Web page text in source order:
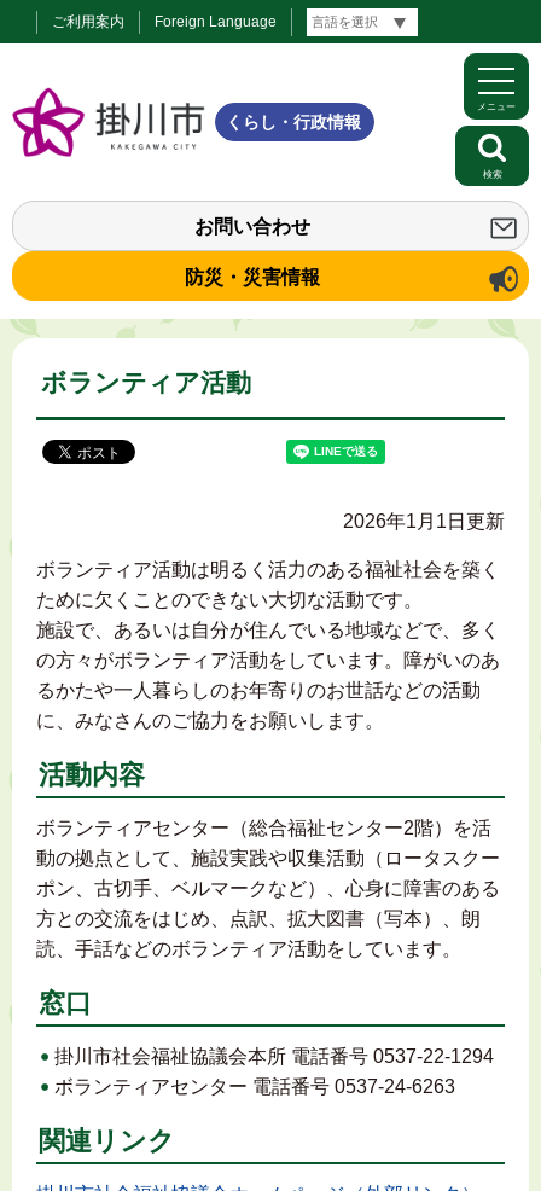
ご利用案内 Foreign Language
くらし・行政情報
お問い合わせ
防災・災害情報
メニュー
検索
ボランティア活動
2026年1月1日更新
ボランティア活動は明るく活力のある福祉社会を築く
ために欠くことのできない大切な活動です。
施設で、あるいは自分が住んでいる地域などで、多く
の方々がボランティア活動をしています。障がいのあ
るかたや一人暮らしのお年寄りのお世話などの活動
に、みなさんのご協力をお願いします。
活動内容
ボランティアセンター（総合福祉センター2階）を活
動の拠点として、施設実践や収集活動（ロータスクー
ポン、古切手、ベルマークなど）、心身に障害のある
方との交流をはじめ、点訳、拡大図書（写本）、朗
読、手話などのボランティア活動をしています。
窓口
掛川市社会福祉協議会本所 電話番号 0537-22-1294
ボランティアセンター 電話番号 0537-24-6263
関連リンク